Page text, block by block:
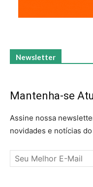
Newsletter
Mantenha-se
Assine nossa
novidades e notícias